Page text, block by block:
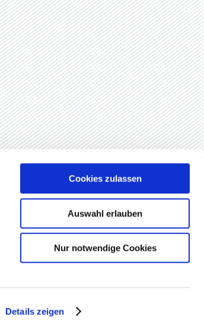
Details zeigen
Cookies zulassen
Auswahl erlauben
Nur notwendige Cookies
DATENSCHUTZ IMPRESSUM